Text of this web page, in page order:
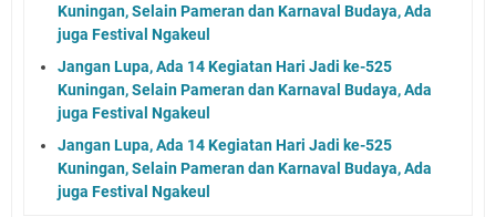
Kuningan, Selain Pameran dan Karnaval Budaya, Ada
juga Festival Ngakeul
Jangan Lupa, Ada 14 Kegiatan Hari Jadi ke-525
Kuningan, Selain Pameran dan Karnaval Budaya, Ada
juga Festival Ngakeul
Jangan Lupa, Ada 14 Kegiatan Hari Jadi ke-525
Kuningan, Selain Pameran dan Karnaval Budaya, Ada
juga Festival Ngakeul